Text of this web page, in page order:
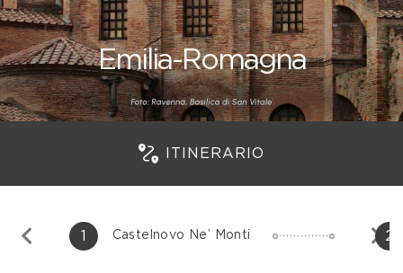
Emilia-Romagna
ITINERARIO
1 Castelnovo Ne’ Monti 2